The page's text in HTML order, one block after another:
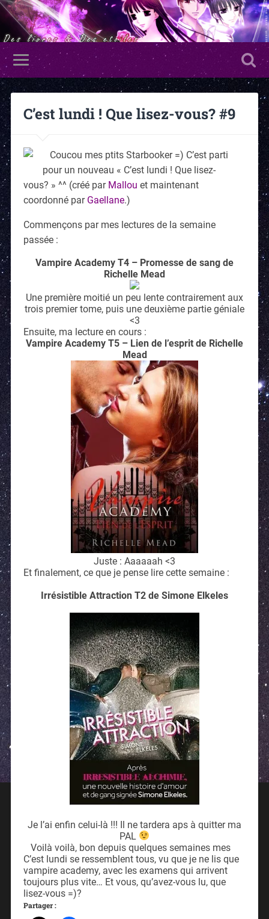
C’est lundi ! Que lisez-vous? #9
Coucou mes ptits Starbooker =) C’est parti
pour un nouveau « C’est lundi ! Que lisez-
vous? » ^^ (créé par Mallou et maintenant
coordonné par Gaellane.)
Commençons par mes lectures de la semaine
passée :
Vampire Academy T4 – Promesse de sang de
Richelle Mead
Une première moitié un peu lente contrairement aux
trois premier tome, puis une deuxième partie géniale
<3
Ensuite, ma lecture en cours :
Vampire Academy T5 – Lien de l’esprit de Richelle
Mead
Juste : Aaaaaah <3
Et finalement, ce que je pense lire cette semaine :
Irrésistible Attraction T2 de Simone Elkeles
Je l’ai enfin celui-là !!! Il ne tardera aps à quitter ma
PAL
Voilà voilà, bon depuis quelques semaines mes
C’est lundi se ressemblent tous, vu que je ne lis que
vampire academy, avec les examens qui arrivent
toujours plus vite… Et vous, qu’avez-vous lu, que
lisez-vous =)?
Partager :